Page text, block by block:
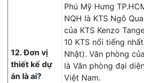
12. Đơn vị
thiết kế dự
án là ai?
Phú Mỹ Hưng
NQH là KTS Ngô
của KTS Kenzo
10 KTS nổi tiếng
Nhật). Văn phòng
là Văn phòng đại
Việt Nam.